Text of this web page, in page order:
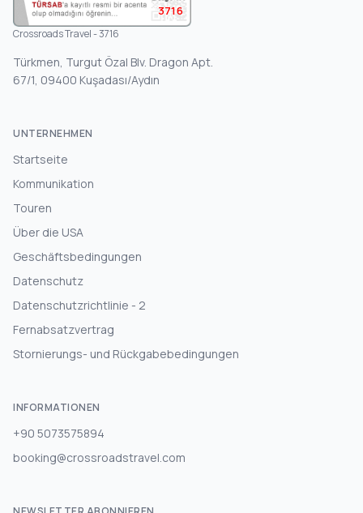
3716
Crossroads Travel - 3716
Türkmen, Turgut Özal Blv. Dragon Apt.
67/1, 09400 Kuşadası/Aydın
UNTERNEHMEN
Startseite
Kommunikation
Touren
Über die USA
Geschäftsbedingungen
Datenschutz
Datenschutzrichtlinie - 2
Fernabsatzvertrag
Stornierungs- und Rückgabebedingungen
INFORMATIONEN
+90 5073575894
booking@crossroadstravel.com